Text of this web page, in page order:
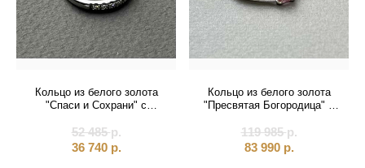
Кольцо из белого золота
"Спаси и Сохрани" с
52 485р.
36 740 р.
Кольцо из белого золота
"Пресвятая Богородица" с
119 985р.
83 990 р.